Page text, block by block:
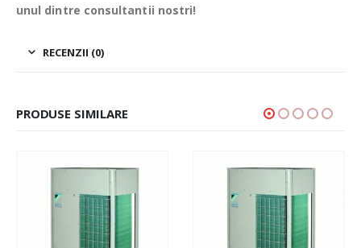
unul dintre consultantii nostri!
RECENZII (0)
PRODUSE SIMILARE